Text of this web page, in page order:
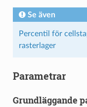
Se även
Percentil för
rasterlager
Parametrar
Grundläggande